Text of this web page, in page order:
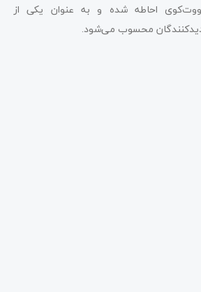
احاطه شده و به عنوان یکی از
محسوب می‌شود.